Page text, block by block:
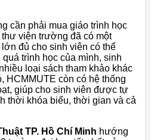
cần phải mua giáo trình học
viện trường đã có một
đủ cho sinh viên có thể
trình học của mình, sinh
loại sách tham khảo khác
HCMMUTE còn có hệ thống
giúp cho sinh viên được tự
thời khóa biểu, thời gian và cả
TP. Hồ Chí Minh hướng